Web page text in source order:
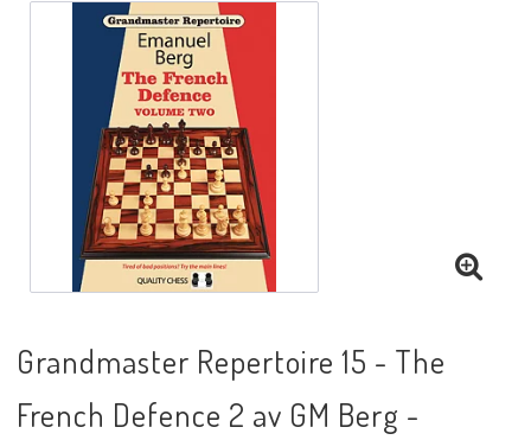
Black Week 2025
Lektioner/undervisning
Schackdatorer
Grandmaster Repertoire 15 - The
French Defence 2 av GM Berg -